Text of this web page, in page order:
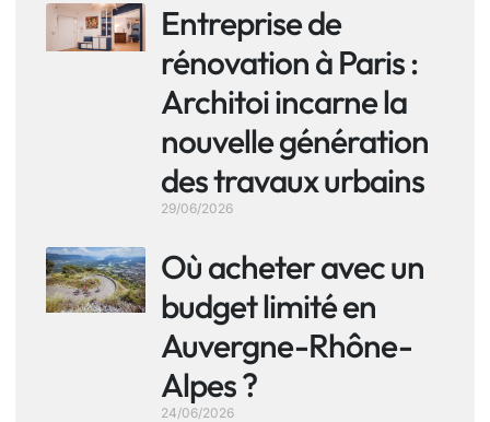
Entreprise de
rénovation à Paris :
Architoi incarne la
nouvelle génération
des travaux urbains
29/06/2026
Où acheter avec un
budget limité en
Auvergne-Rhône-
Alpes ?
24/06/2026